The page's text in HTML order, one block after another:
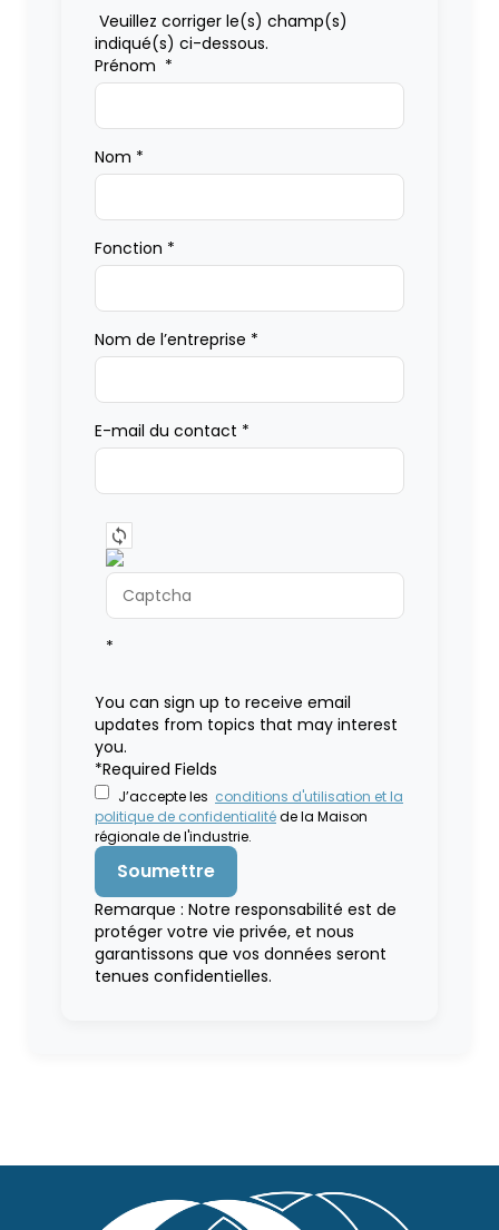
Veuillez corriger le(s) champ(s)
indiqué(s) ci-dessous.
Prénom *
Nom *
Fonction *
Nom de l’entreprise *
E-mail du contact *
*
You can sign up to receive email
updates from topics that may interest
you.
*Required Fields
J’accepte les conditions d'utilisation et la
politique de confidentialitéde la Maison
régionale de l'industrie.
Remarque : Notre responsabilité est de
protéger votre vie privée, et nous
garantissons que vos données seront
tenues confidentielles.